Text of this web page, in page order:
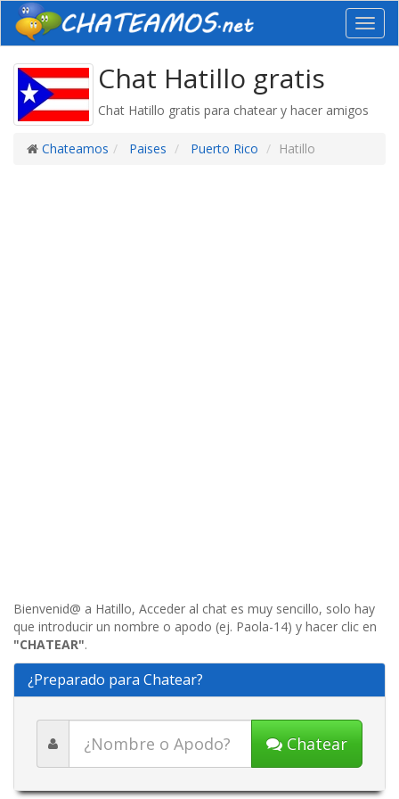
Chat Hatillo gratis
Chat Hatillo gratis para chatear y hacer amigos
Chateamos Paises Puerto Rico Hatillo
Bienvenid@ a Hatillo, Acceder al chat es muy sencillo, solo hay
que introducir un nombre o apodo (ej. Paola-14) y hacer clic en
"CHATEAR".
¿Preparado para Chatear?
Chatear